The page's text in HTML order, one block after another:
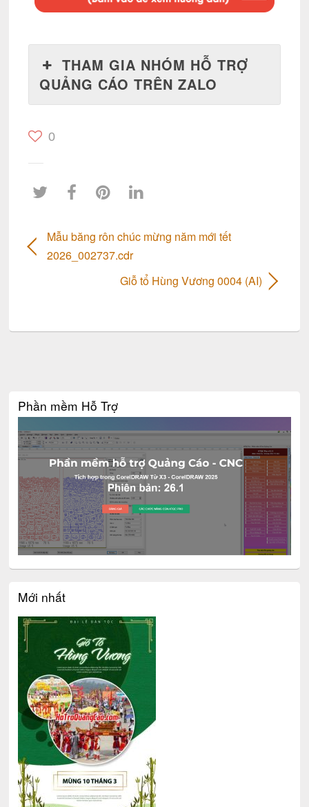
THAM GIA NHÓM HỖ TRỢ
QUẢNG CÁO TRÊN ZALO
0
Mẫu băng rôn chúc mừng năm mới tết
2026_002737.cdr
Giỗ tổ Hùng Vương 0004 (AI)
Phần mềm Hỗ Trợ
Mới nhất